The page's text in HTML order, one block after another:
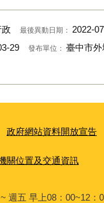
最後異動日期： 2022-
29 發布單位： 臺中市外
政府網站資料開放宣告
關位置及交通資訊
週五 早上08：00~12：